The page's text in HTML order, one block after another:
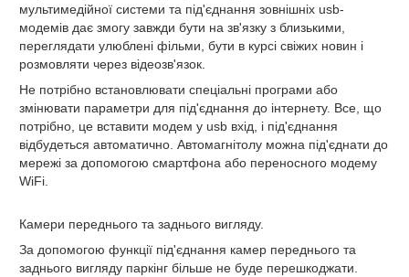
мультимедійної системи та під'єднання зовнішніх usb-
модемів дає змогу завжди бути на зв'язку з близькими,
переглядати улюблені фільми, бути в курсі свіжих новин і
розмовляти через відеозв'язок.
Не потрібно встановлювати спеціальні програми або
змінювати параметри для під'єднання до інтернету. Все, що
потрібно, це вставити модем у usb вхід, і під'єднання
відбудеться автоматично. Автомагнітолу можна під'єднати до
мережі за допомогою смартфона або переносного модему
WiFi.
Камери переднього та заднього вигляду.
За допомогою функції під'єднання камер переднього та
заднього вигляду паркінг більше не буде перешкоджати.